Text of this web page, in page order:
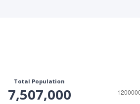
Total Population
7,507,000